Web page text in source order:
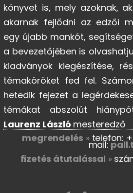
könyvet is, mely azoknak,
akarnak fejlődni az edzői
egy újabb mankót,
a bevezetőjében is
kiadványok kiegészítése,
témaköröket fed fel.
hetedik fejezet a
témákat abszolút
Laurenz László mesteredző
megrendelés » telefon:
mail:
fizetés átutalással »